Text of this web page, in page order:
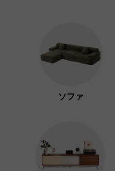
ソファ